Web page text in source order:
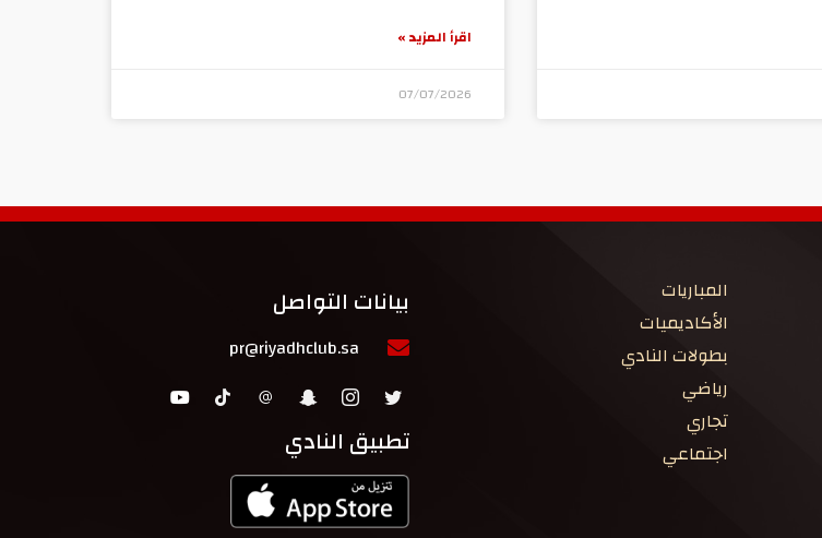
اقرأ المزيد »
07/07/2026
المباريات
الأكاديميات
بطولات النادي
رياضي
تجاري
اجتماعي
بيانات التواصل
pr@riyadhclub.sa
تطبيق النادي